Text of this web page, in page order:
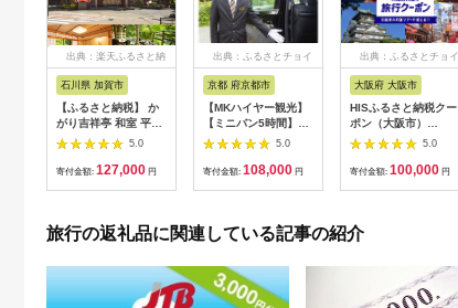
出典：楽天ふるさと納
石川県 加賀市
【ふるさと納税】 か
がり吉祥亭 和室 平日
限定 ペア宿泊券 1泊2
食付 2名 ペア 食事付
温泉 宿泊券 旅行 トラ
5.0
寄付金額: 127,000 円
出典：ふるさとチョイ
京都 府京都市
【MKハイヤー観光】
【ミニバン5時間】ド
ライバーとめぐるとっ
ておきの京都観光（3
／21-6／20・10／1-
5.0
寄付金額: 108,000 円
出典：ふるさとチョイ
大阪府 大阪市
HISふるさと納税クー
ポン（大阪市）
30,000円分_OS039-
5.0
寄付金額: 100,000 円
旅行の返礼品に関連している記事の紹介